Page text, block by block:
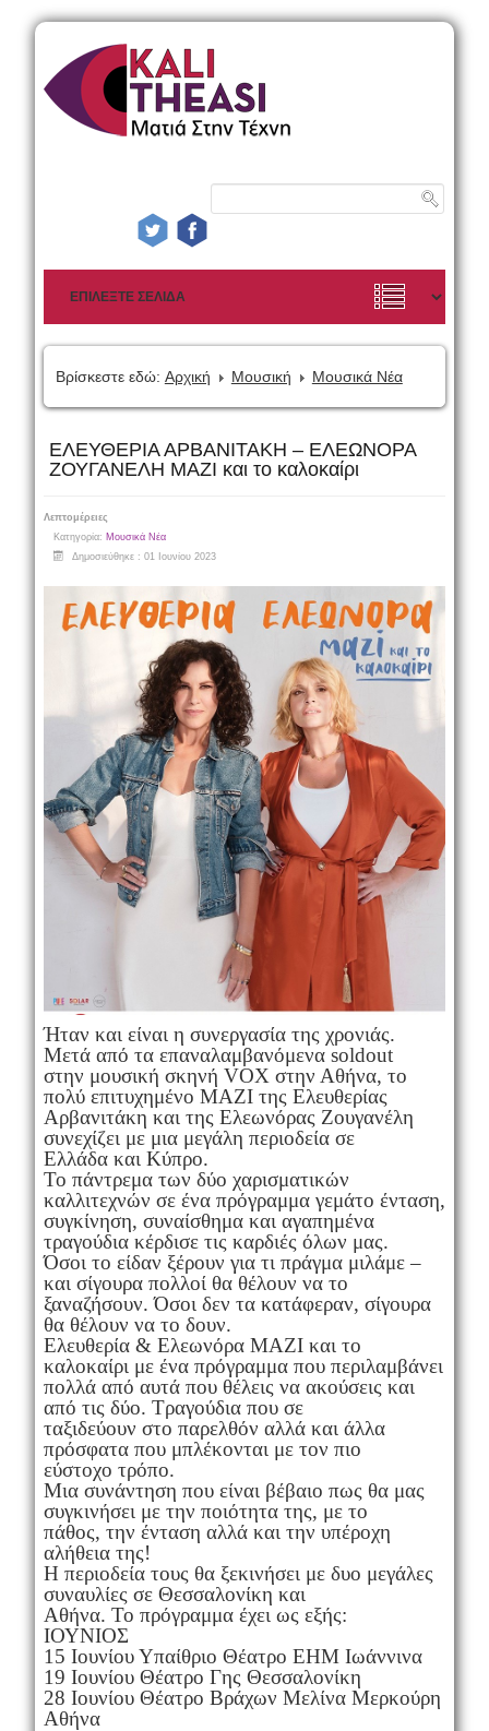
Βρίσκεστε εδώ: Αρχική Μουσική Μουσικά Νέα
ΕΛΕΥΘΕΡΙΑ ΑΡΒΑΝΙΤΑΚΗ – ΕΛΕΩΝΟΡΑ
ΖΟΥΓΑΝΕΛΗ ΜAZI και το καλοκαίρι
Λεπτομέρειες
Κατηγορία: Μουσικά Νέα
Δημοσιεύθηκε : 01 Ιουνίου 2023
Ήταν και είναι η συνεργασία της χρονιάς.
Μετά από τα επαναλαμβανόμενα soldout
στην μουσική σκηνή VOX στην Αθήνα, το
πολύ επιτυχημένο ΜΑΖΙ της Ελευθερίας
Αρβανιτάκη και της Ελεωνόρας Ζουγανέλη
συνεχίζει με μια μεγάλη περιοδεία σε
Ελλάδα και Κύπρο.
Το πάντρεμα των δύο χαρισματικών
καλλιτεχνών σε ένα πρόγραμμα γεμάτο ένταση,
συγκίνηση, συναίσθημα και αγαπημένα
τραγούδια κέρδισε τις καρδιές όλων μας.
Όσοι το είδαν ξέρουν για τι πράγμα μιλάμε –
και σίγουρα πολλοί θα θέλουν να το
ξαναζήσουν. Όσοι δεν τα κατάφεραν, σίγουρα
θα θέλουν να το δουν.
Ελευθερία & Ελεωνόρα ΜAZI και το
καλοκαίρι με ένα πρόγραμμα που περιλαμβάνει
πολλά από αυτά που θέλεις να ακούσεις και
από τις δύο. Τραγούδια που σε
ταξιδεύουν στο παρελθόν αλλά και άλλα
πρόσφατα που μπλέκονται με τον πιο
εύστοχο τρόπο.
Μια συνάντηση που είναι βέβαιο πως θα μας
συγκινήσει με την ποιότητα της, με το
πάθος, την ένταση αλλά και την υπέροχη
αλήθεια της!
Η περιοδεία τους θα ξεκινήσει με δυο μεγάλες
συναυλίες σε Θεσσαλονίκη και
Αθήνα. Το πρόγραμμα έχει ως εξής:
ΙΟΥΝΙΟΣ
15 Ιουνίου Υπαίθριο Θέατρο ΕΗΜ Ιωάννινα
19 Ιουνίου Θέατρο Γης Θεσσαλονίκη
28 Ιουνίου Θέατρο Βράχων Μελίνα Μερκούρη
Αθήνα